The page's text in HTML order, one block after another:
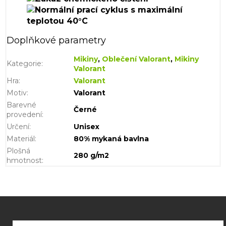
Doplňkové parametry
Kategorie: Mikiny, Oblečení Valorant, Mikiny
Valorant
Hra:
Valorant
Motiv:
Valorant
Barevné
provedení:
Černé
Určení:
Unisex
Materiál :
80% mykaná bavlna
Plošná
hmotnost:
280 g/m2